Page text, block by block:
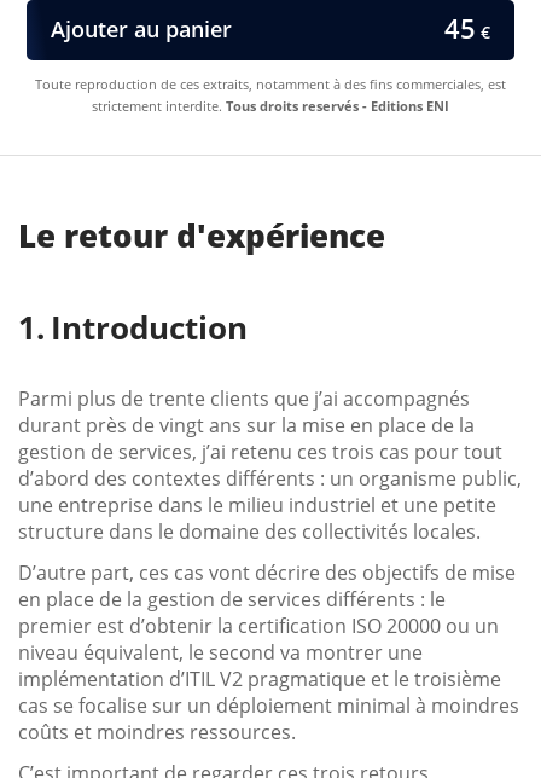
Ajouter au panier 45 €
Toute reproduction de ces extraits, notamment à des fins commerciales, est
strictement interdite. Tous droits reservés - Editions ENI
Le retour d'expérience
Introduction
Parmi plus de trente clients que j’ai accompagnés
durant près de vingt ans sur la mise en place de la
gestion de services, j’ai retenu ces trois cas pour tout
d’abord des contextes différents : un organisme public,
une entreprise dans le milieu industriel et une petite
structure dans le domaine des collectivités locales.
D’autre part, ces cas vont décrire des objectifs de mise
en place de la gestion de services différents : le
premier est d’obtenir la certification ISO 20000 ou un
niveau équivalent, le second va montrer une
implémentation d’ITIL V2 pragmatique et le troisième
cas se focalise sur un déploiement minimal à moindres
coûts et moindres ressources.